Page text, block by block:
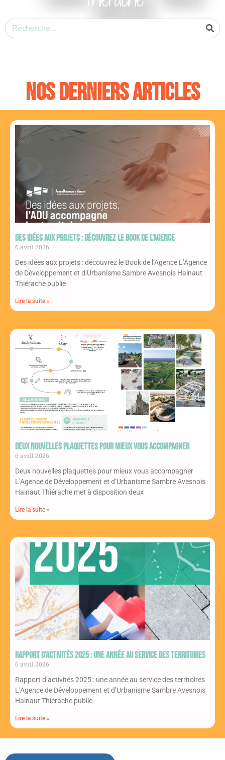
Nos derniers articles
Des idées aux projets : découvrez le Book de l’Agence
6 avril 2026
Des idées aux projets : découvrez le Book de l’Agence L’Agence
de Développement et d’Urbanisme Sambre Avesnois Hainaut
Thiérache publie
Lire la suite »
Deux nouvelles plaquettes pour mieux vous accompagner
6 avril 2026
Deux nouvelles plaquettes pour mieux vous accompagner
L’Agence de Développement et d’Urbanisme Sambre Avesnois
Hainaut Thiérache met à disposition deux
Lire la suite »
Rapport d’activités 2025 : une année au service des territoires
6 avril 2026
Rapport d’activités 2025 : une année au service des territoires
L’Agence de Développement et d’Urbanisme Sambre Avesnois
Hainaut Thiérache publie
Lire la suite »